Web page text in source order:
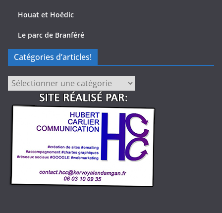
Houat et Hoëdic
Le parc de Branféré
Catégories d’articles!
Catégories